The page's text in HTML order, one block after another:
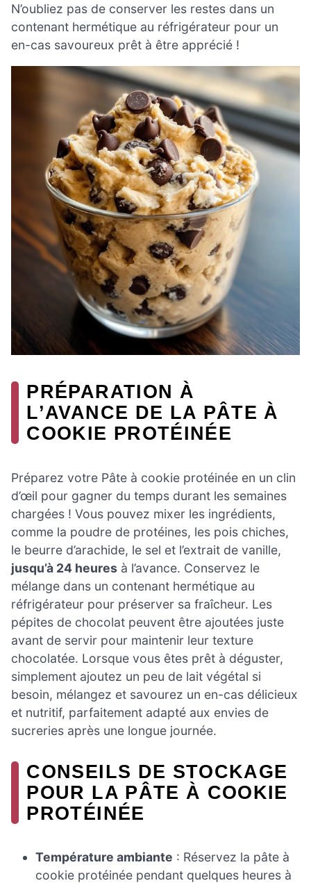
N’oubliez pas de conserver les restes dans un
contenant hermétique au réfrigérateur pour un
en-cas savoureux prêt à être apprécié !
PRÉPARATION À
L’AVANCE DE LA PÂTE À
COOKIE PROTÉINÉE
Préparez votre Pâte à cookie protéinée en un clin
d’œil pour gagner du temps durant les semaines
chargées ! Vous pouvez mixer les ingrédients,
comme la poudre de protéines, les pois chiches,
le beurre d’arachide, le sel et l’extrait de vanille,
jusqu’à 24 heures à l’avance. Conservez le
mélange dans un contenant hermétique au
réfrigérateur pour préserver sa fraîcheur. Les
pépites de chocolat peuvent être ajoutées juste
avant de servir pour maintenir leur texture
chocolatée. Lorsque vous êtes prêt à déguster,
simplement ajoutez un peu de lait végétal si
besoin, mélangez et savourez un en-cas délicieux
et nutritif, parfaitement adapté aux envies de
sucreries après une longue journée.
CONSEILS DE STOCKAGE
POUR LA PÂTE À COOKIE
PROTÉINÉE
Température ambiante : Réservez la pâte à
cookie protéinée pendant quelques heures à